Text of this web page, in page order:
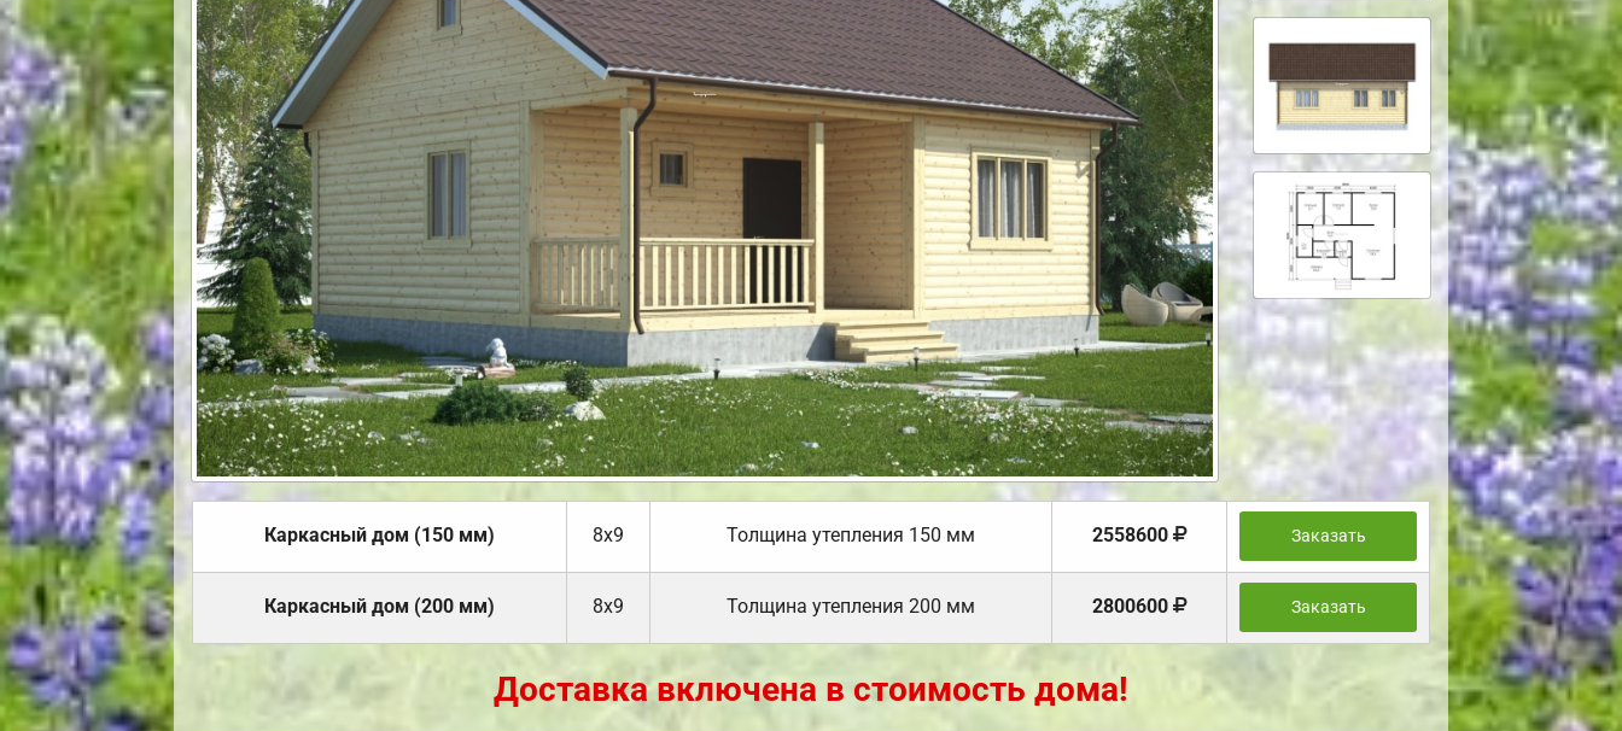
Каркасный дом (150 мм) 8х9 Толщина утепления 150 мм 2558600 Заказать
Каркасный дом (200 мм) 8х9 Толщина утепления 200 мм 2800600 Заказать
Доставка включена в стоимость дома!